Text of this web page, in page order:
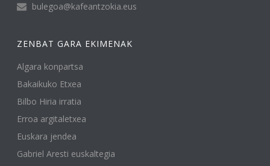
bulegoa@kafeantzokia.eus
ZENBAT GARA EKIMENAK
Algara konpartsa
Bakaikuko Etxea
Bilbo Hiria irratia
Erroa argitaletxea
Euskara jendea
Gabriel Aresti euskaltegia